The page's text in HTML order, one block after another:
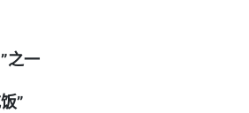
之一
”